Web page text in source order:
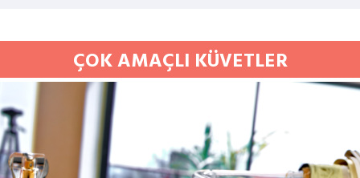
ÇOK AMAÇLI KÜVETLER